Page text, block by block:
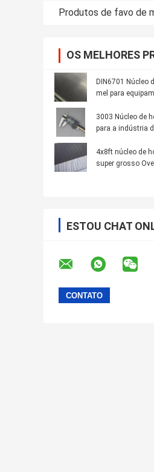
Produtos de favo de
OS MELHORES
DIN6701 Núcleo
mel para
3003 Núcleo de
para a indústria
4x8ft núcleo de
super grosso
ESTOU CHAT